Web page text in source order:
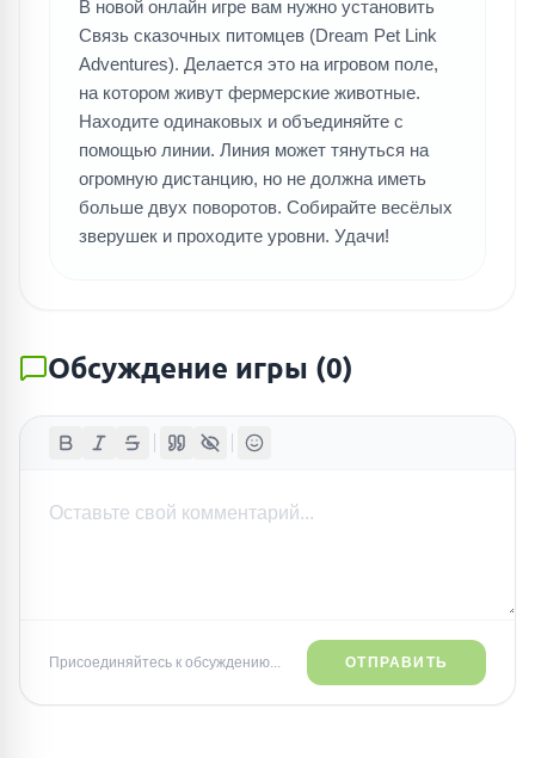
В новой онлайн игре вам нужно установить
Связь сказочных питомцев (Dream Pet Link
Adventures). Делается это на игровом поле,
на котором живут фермерские животные.
Находите одинаковых и объединяйте с
помощью линии. Линия может тянуться на
огромную дистанцию, но не должна иметь
больше двух поворотов. Собирайте весёлых
зверушек и проходите уровни. Удачи!
Обсуждение игры (0)
Присоединяйтесь к обсуждению... ОТПРАВИТЬ